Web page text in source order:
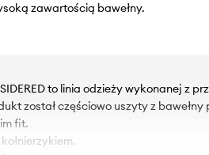
zawartością bawełny.
to linia odzieży wykonanej z
został częściowo uszyty z
fit.